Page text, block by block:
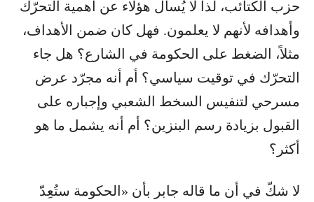
حزب الكتائب، لذا لا يُسأل هؤلاء عن أهمية التحرّك
وأهدافه لأنهم لا يعلمون. فهل كان ضمن الأهداف،
مثلاً، الضغط على الحكومة في الشارع؟ هل جاء
التحرّك في توقيت سياسي؟ أم أنه مجرّد عرض
مسرحي لتنفيس السخط الشعبي وإجباره على
القبول بزيادة رسم البنزين؟ أم أنه يشمل ما هو
أكثر؟
لا شكّ في أن ما قاله جابر بأن «الحكومة ستُعِدّ